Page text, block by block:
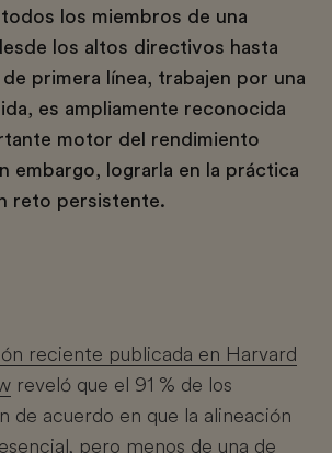
los miembros de una
los altos directivos hasta
primera línea, trabajen por una
es ampliamente reconocida
motor del rendimiento
embargo, lograrla en la práctica
reto persistente.
reciente publicada en Harvard
reveló que el 91 % de los
de acuerdo en que la alineación
pero menos de una de